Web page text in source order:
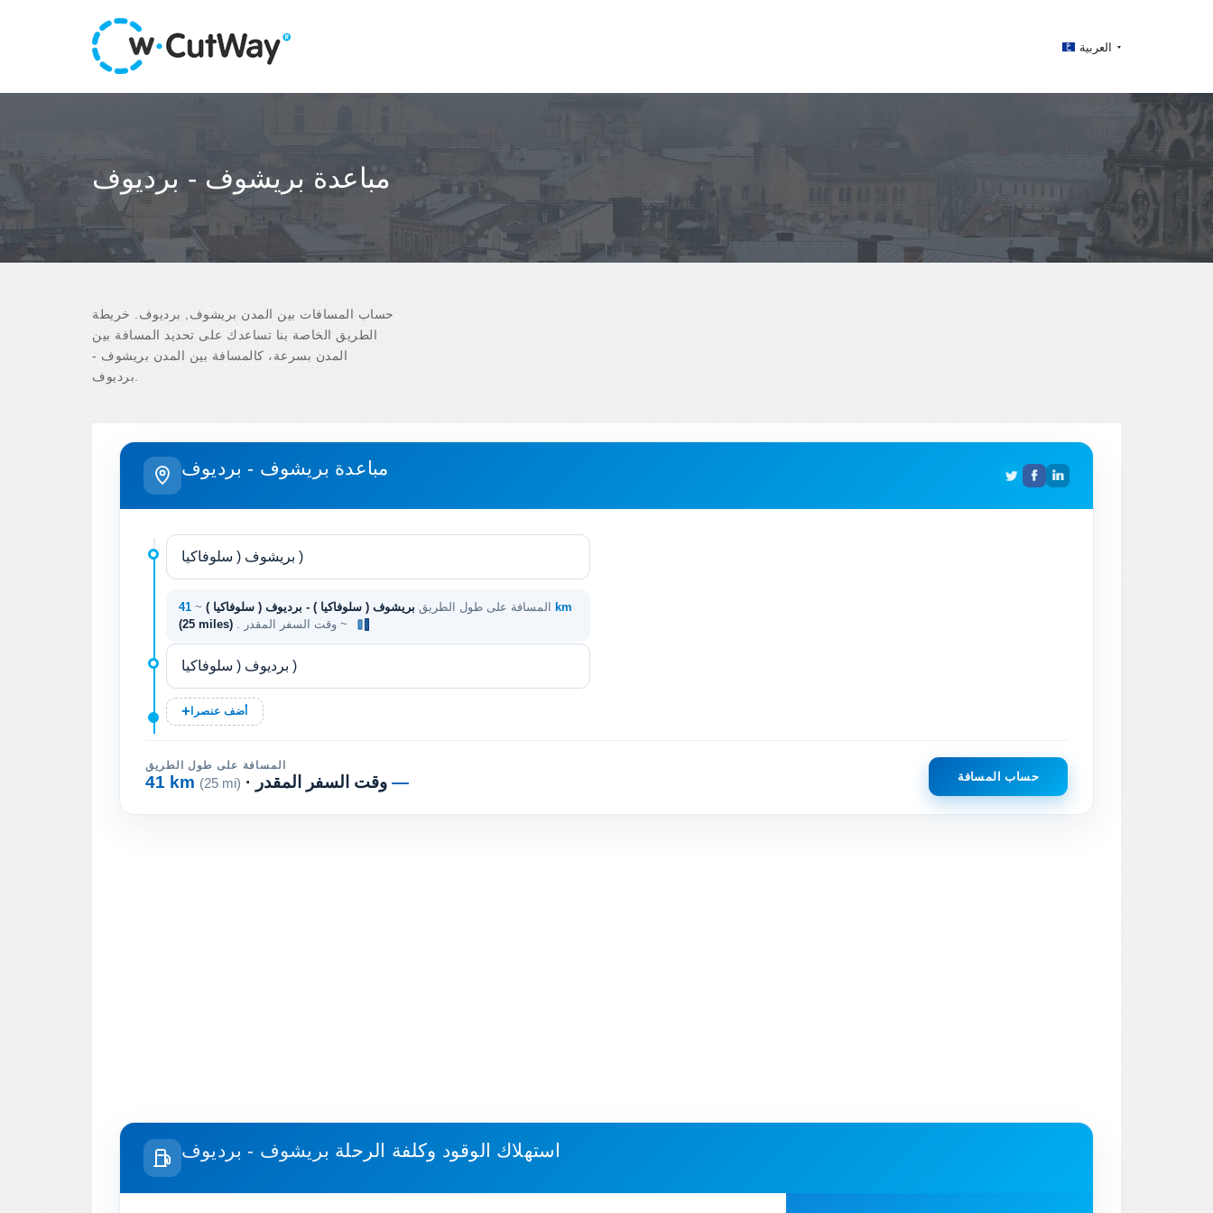
العربية
مباعدة بريشوف - برديوف
حساب المسافات بين المدن بريشوف, برديوف. خريطة
الطريق الخاصة بنا تساعدك على تحديد المسافة بين
المدن بسرعة، كالمسافة بين المدن بريشوف -
مباعدة بريشوف - برديوف
المسافة على طول الطريق بريشوف ( سلوفاكيا ) - برديوف ( سلوفاكيا ) ~
41 km
(25 miles)
. وقت السفر المقدر ~
أضف عنصرا
المسافة على طول الطريق
41 km (25 mi) — حساب المسافة
استهلاك الوقود وكلفة الرحلة بريشوف - برديوف